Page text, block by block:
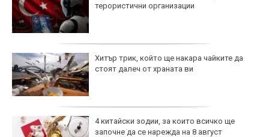
терористични организации
Хитър трик, който ще накара чайките да
стоят далеч от храната ви
4 китайски зодии, за които всичко ще
започне да се нарежда на 8 август